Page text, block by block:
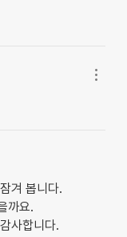
겨 봅니다.
까요.
사합니다.